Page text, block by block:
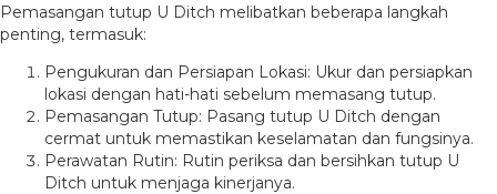
Pemasangan tutup U Ditch melibatkan beberapa langkah
penting, termasuk:
Pengukuran dan Persiapan Lokasi: Ukur dan persiapkan
lokasi dengan hati-hati sebelum memasang tutup.
Pemasangan Tutup: Pasang tutup U Ditch dengan
cermat untuk memastikan keselamatan dan fungsinya.
Perawatan Rutin: Rutin periksa dan bersihkan tutup U
Ditch untuk menjaga kinerjanya.